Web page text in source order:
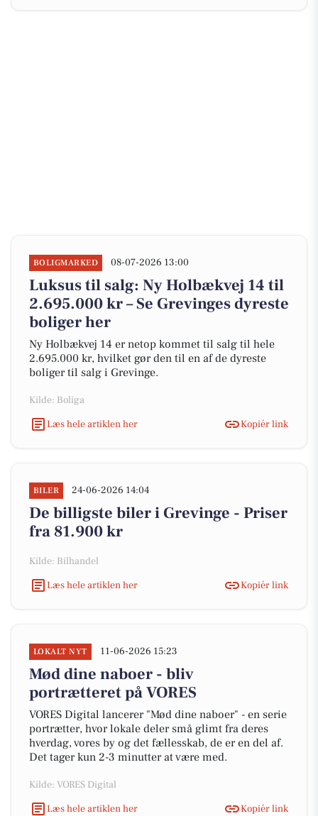
BOLIGMARKED 08-07-2026 13:00
Luksus til salg: Ny Holbækvej 14 til
2.695.000 kr – Se Grevinges dyreste
boliger her
Ny Holbækvej 14 er netop kommet til salg til hele
2.695.000 kr, hvilket gør den til en af de dyreste
boliger til salg i Grevinge.
Kilde: Boliga
Læs hele artiklen her
Kopiér link
BILER 24-06-2026 14:04
De billigste biler i Grevinge - Priser
fra 81.900 kr
Kilde: Bilhandel
Læs hele artiklen her
Kopiér link
LOKALT NYT 11-06-2026 15:23
Mød dine naboer - bliv
portrætteret på VORES
VORES Digital lancerer "Mød dine naboer" - en serie
portrætter, hvor lokale deler små glimt fra deres
hverdag, vores by og det fællesskab, de er en del af.
Det tager kun 2-3 minutter at være med.
Kilde: VORES Digital
Læs hele artiklen her
Kopiér link